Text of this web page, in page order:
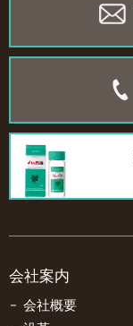
会社案内
会社概要